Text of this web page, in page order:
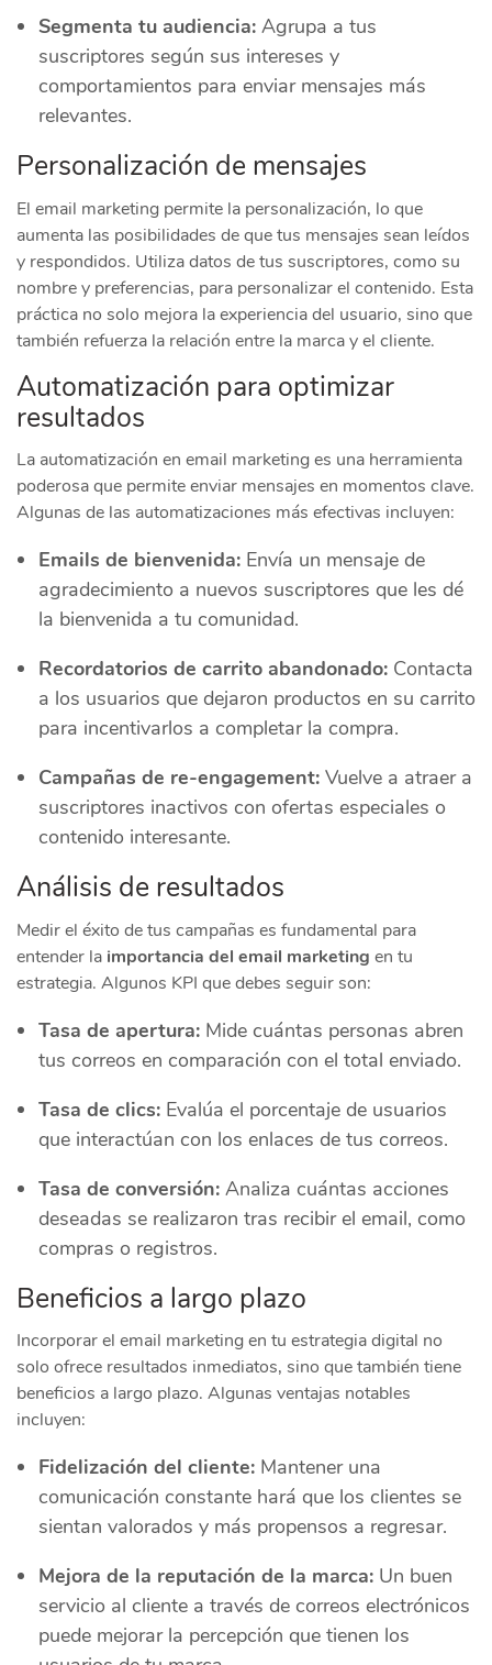
Segmenta tu audiencia: Agrupa a tus
suscriptores según sus intereses y
comportamientos para enviar mensajes más
relevantes.
Personalización de mensajes
El email marketing permite la personalización, lo que
aumenta las posibilidades de que tus mensajes sean leídos
y respondidos. Utiliza datos de tus suscriptores, como su
nombre y preferencias, para personalizar el contenido. Esta
práctica no solo mejora la experiencia del usuario, sino que
también refuerza la relación entre la marca y el cliente.
Automatización para optimizar
resultados
La automatización en email marketing es una herramienta
poderosa que permite enviar mensajes en momentos clave.
Algunas de las automatizaciones más efectivas incluyen:
Emails de bienvenida: Envía un mensaje de
agradecimiento a nuevos suscriptores que les dé
la bienvenida a tu comunidad.
Recordatorios de carrito abandonado: Contacta
a los usuarios que dejaron productos en su carrito
para incentivarlos a completar la compra.
Campañas de re-engagement: Vuelve a atraer a
suscriptores inactivos con ofertas especiales o
contenido interesante.
Análisis de resultados
Medir el éxito de tus campañas es fundamental para
entender la importancia del email marketing en tu
estrategia. Algunos KPI que debes seguir son:
Tasa de apertura: Mide cuántas personas abren
tus correos en comparación con el total enviado.
Tasa de clics: Evalúa el porcentaje de usuarios
que interactúan con los enlaces de tus correos.
Tasa de conversión: Analiza cuántas acciones
deseadas se realizaron tras recibir el email, como
compras o registros.
Beneficios a largo plazo
Incorporar el email marketing en tu estrategia digital no
solo ofrece resultados inmediatos, sino que también tiene
beneficios a largo plazo. Algunas ventajas notables
incluyen:
Fidelización del cliente: Mantener una
comunicación constante hará que los clientes se
sientan valorados y más propensos a regresar.
Mejora de la reputación de la marca: Un buen
servicio al cliente a través de correos electrónicos
puede mejorar la percepción que tienen los